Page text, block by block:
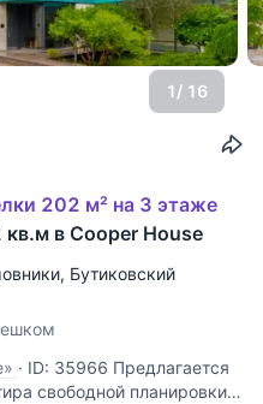
1/ 16
202 м² на 3 этаже
в Cooper House
, Бутиковский
· ID: 35966 Предлагается
свободной планировки в